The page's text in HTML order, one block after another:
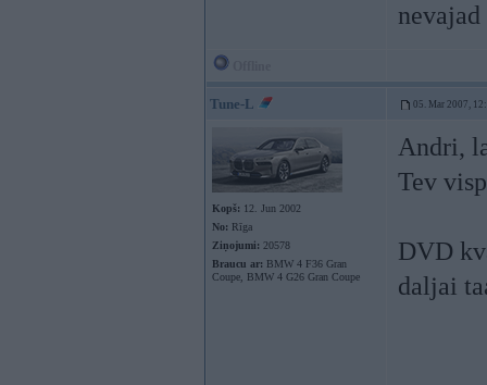
Tune-L 05. Mar 2007,
Kopš: 12. Jun 2002
No: Rīga
Ziņojumi: 20578
Braucu ar: BMW 4 F36 Gran
Coupe, BMW 4 G26 Gran Coupe
Andri,
Tev
DVD
daljai